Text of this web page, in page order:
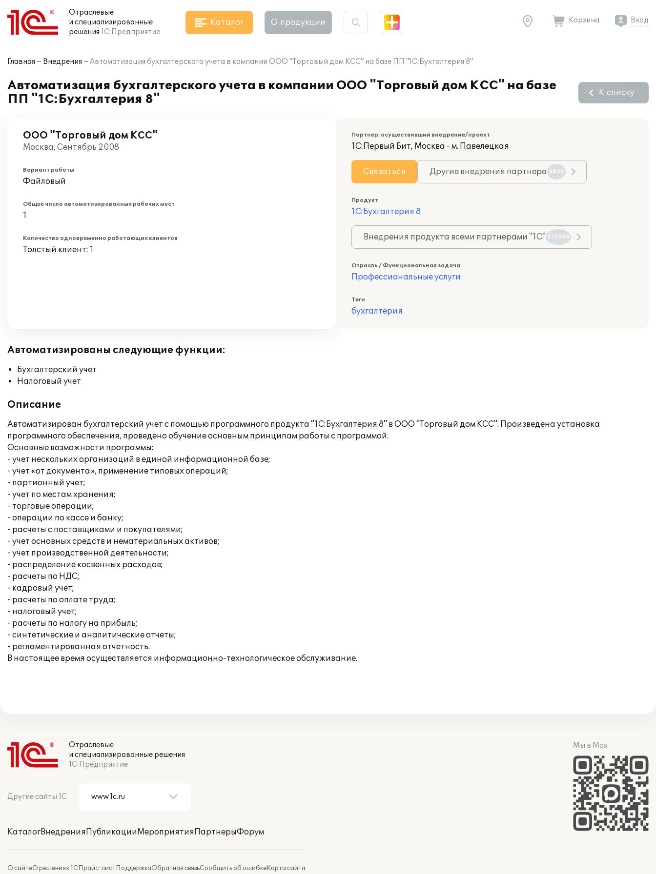
Отраслевые
и специализированные
решения 1С:Предприятие
Каталог О продукции Корзина Вход
Главная Внедрения Автоматизация бухгалтерского учета в компании ООО "Торговый дом КСС" на базе ПП "1С:Бухгалтерия 8"
Автоматизация бухгалтерского учета в компании ООО "Торговый дом КСС" на базе
ПП "1С:Бухгалтерия 8"
К списку
ООО "Торговый дом КСС"
Москва, Сентябрь 2008
Вариант работы
Файловый
Общее число автоматизированных рабочих мест
1
Количество одновременно работающих клиентов
Толстый клиент: 1
Партнер, осуществивший внедрение/проект
1С:Первый Бит, Москва - м. Павелецкая
Связаться Другие внедрения партнера 3830
Продукт
1С:Бухгалтерия 8
Внедрения продукта всеми партнерами "1С" 575930
Отрасль / Функциональная задача
Профессиональные услуги
Теги
бухгалтерия
Автоматизированы следующие функции:
Бухгалтерский учет
Налоговый учет
Описание
Автоматизирован бухгалтерский учет с помощью программного продукта "1С:Бухгалтерия 8" в ООО "Торговый дом КСС". Произведена установка
программного обеспечения, проведено обучение основным принципам работы с программой.
Основные возможности программы:
- учет нескольких организаций в единой информационной базе;
- учет «от документа», применение типовых операций;
- партионный учет;
- учет по местам хранения;
- торговые операции;
- операции по кассе и банку;
- расчеты с поставщиками и покупателями;
- учет основных средств и нематериальных активов;
- учет производственной деятельности;
- распределение косвенных расходов;
- расчеты по НДС;
- кадровый учет;
- расчеты по оплате труда;
- налоговый учет;
- расчеты по налогу на прибыль;
- синтетические и аналитические отчеты;
- регламентированная отчетность.
В настоящее время осуществляется информационно-технологическое обслуживание.
Отраслевые
и специализированные решения
1С:Предприятие
Другие сайты 1С
КаталогВнедренияПубликацииМероприятияПартнерыФорум
О сайтеО решениях 1СПрайс-листПоддержкаОбратная связьСообщить об ошибкеКарта сайта
Мы в Max